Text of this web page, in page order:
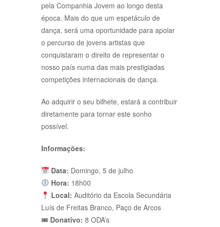
pela Companhia Jovem ao longo desta
época. Mais do que um espetáculo de
dança, será uma oportunidade para apoiar
o percurso de jovens artistas que
conquistaram o direito de representar o
nosso país numa das mais prestigiadas
competições internacionais de dança.
Ao adquirir o seu bilhete, estará a contribuir
diretamente para tornar este sonho
possível.
Informações:
Data: Domingo, 5 de julho
Hora: 18h00
Local: Auditório da Escola Secundária
Luís de Freitas Branco, Paço de Arcos
🎟 Donativo: 8 ODA’s